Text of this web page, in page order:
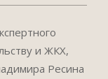
и ЖКХ,
Ресина